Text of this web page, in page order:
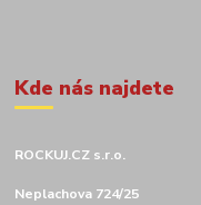
Kde nás najdete
ROCKUJ.CZ s.r.o.
Neplachova 724/25